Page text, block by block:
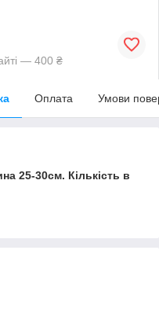
— 400 ₴
Оплата Умови
25-30см. Кількість в